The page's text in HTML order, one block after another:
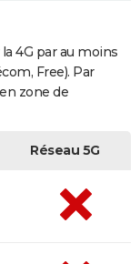
4G par au moins
Free). Par
zone de
Réseau 5G